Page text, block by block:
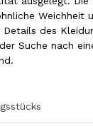
Weichheit
des
Suche nach